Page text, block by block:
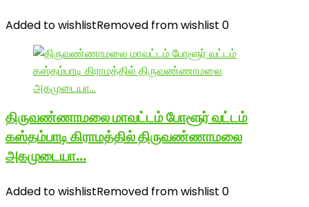
Added to wishlistRemoved from wishlist 0
திருவண்ணாமலை மாவட்டம் போளூர் வட்டம்
கஸ்தம்பாடி கிராமத்தில் திருவண்ணாமலை
அகமுடையா…
Added to wishlistRemoved from wishlist 0